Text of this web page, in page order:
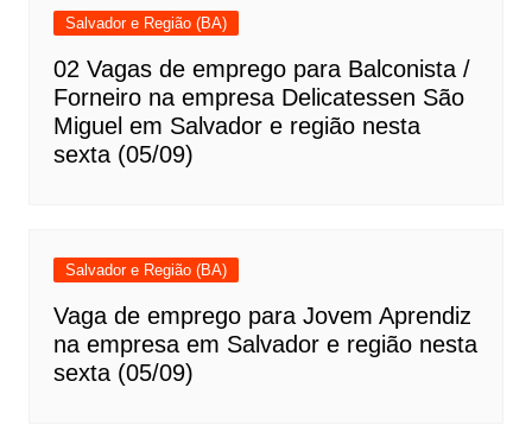
Salvador e Região (BA)
02 Vagas de emprego para Balconista /
Forneiro na empresa Delicatessen São
Miguel em Salvador e região nesta
sexta (05/09)
Salvador e Região (BA)
Vaga de emprego para Jovem Aprendiz
na empresa em Salvador e região nesta
sexta (05/09)